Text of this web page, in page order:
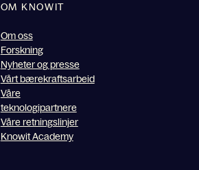
OM KNOWIT
Om oss
Forskning
Nyheter og presse
Vårt bærekraftsarbeid
Våre
teknologipartnere
Våre retningslinjer
Knowit Academy